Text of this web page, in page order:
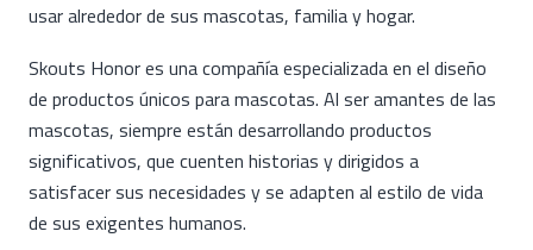
usar alrededor de sus mascotas, familia y hogar.
Skouts Honor es una compañía especializada en el diseño
de productos únicos para mascotas. Al ser amantes de las
mascotas, siempre están desarrollando productos
significativos, que cuenten historias y dirigidos a
satisfacer sus necesidades y se adapten al estilo de vida
de sus exigentes humanos.